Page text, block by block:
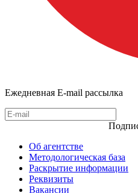
Ежедневная E-mail рассылка
Об агентстве
Методологическая база
Раскрытие информации
Реквизиты
Вакансии